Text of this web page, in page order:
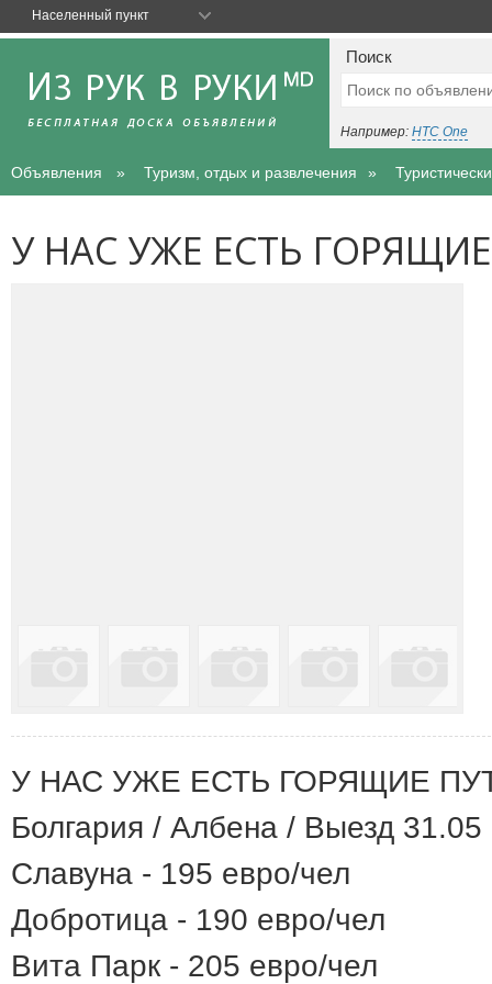
Поиск
Например: HTC One
Объявления Туризм, отдых и развлечения
У НАС УЖЕ ЕСТЬ
У НАС УЖЕ ЕСТЬ ГОРЯЩИЕ
Болгария / Албена / Выезд 31.05
Славуна - 195 евро/чел
Добротица - 190 евро/чел
Вита Парк - 205 евро/чел
Населенный пункт